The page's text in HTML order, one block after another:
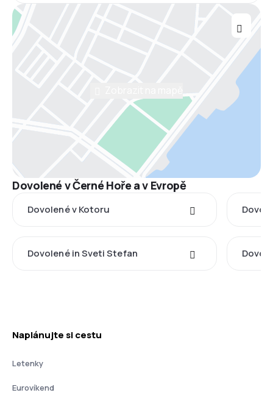
Dovolené v Černé Hoře a v Evropě
Dovolené v Kotoru
Dovolené in Sveti Stefan
Naplánujte si cestu
Letenky
Eurovíkend